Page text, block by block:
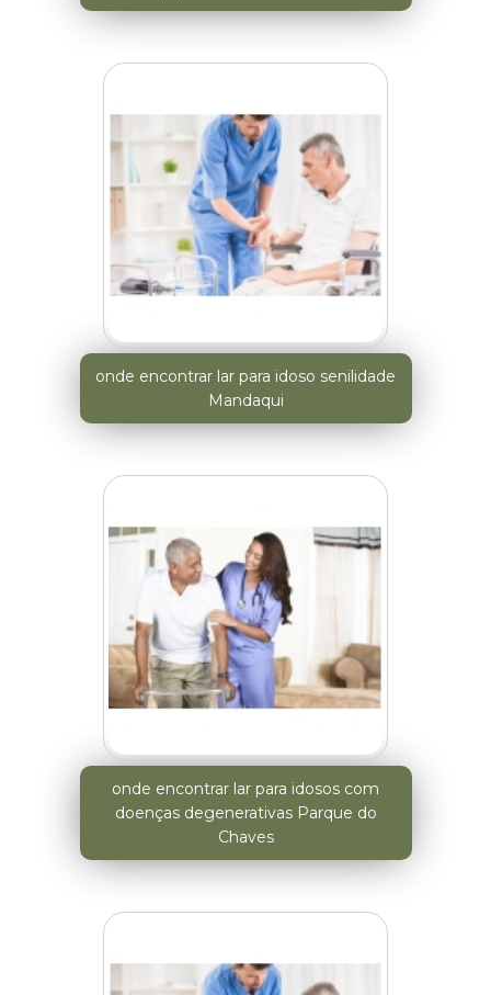
onde encontrar lar para idoso senilidade
Mandaqui
onde encontrar lar para idosos com
doenças degenerativas Parque do
Chaves